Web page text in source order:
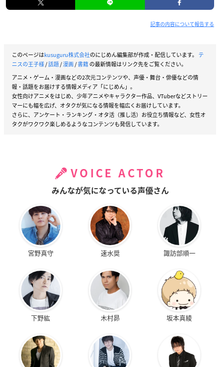
記事の内容について報告する
このページはkusuguru株式会社のにじめん編集部が作成・配信しています。 テ
ニスの王子様/話題/漫画/書籍の最新情報はリンク先をご覧ください。
アニメ・ゲーム・漫画などの2次元コンテンツや、声優・舞台・俳優などの情
報・話題をお届けする情報メディア「にじめん」。
女性向けアニメをはじめ、少年アニメやキャラクター作品、VTuberなどストリー
マーにも幅を広げ、オタクが気になる情報を幅広くお届けしています。
さらに、アンケート・ランキング・オタ活（推し活）お役立ち情報など、女性オ
タクがワクワク楽しめるようなコンテンツも発信しています。
VOICE ACTOR
みんなが気になっている声優さん
宮野真守 速水奨 諏訪部順一
下野紘 木村昴 坂本真綾